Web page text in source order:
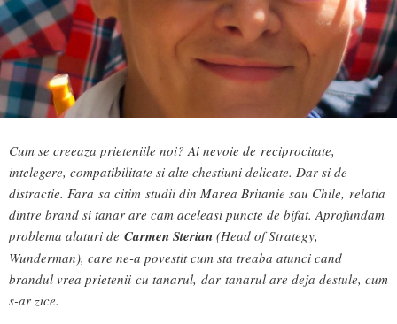
Cum se creeaza prieteniile noi? Ai nevoie de reciprocitate,
intelegere, compatibilitate si alte chestiuni delicate. Dar si de
distractie. Fara sa citim studii din Marea Britanie sau Chile, relatia
dintre brand si tanar are cam aceleasi puncte de bifat. Aprofundam
problema alaturi de Carmen Sterian (Head of Strategy,
Wunderman), care ne-a povestit cum sta treaba atunci cand
brandul vrea prietenii cu tanarul, dar tanarul are deja destule, cum
s-ar zice.